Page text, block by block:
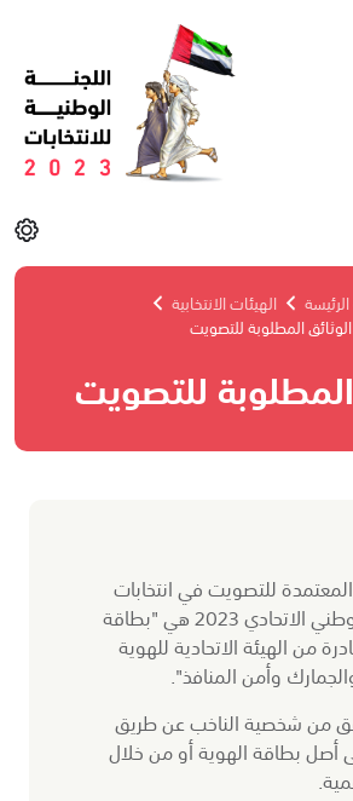
الهيئات الانتخابية
الوثائق المطلوبة للتصويت
للتصويت
للتصويت في انتخابات
المجلس الوطني الاتحادي 2023 هي "بطاقة
من الهيئة الاتحادية للهوية
وأمن المنافذ".
من شخصية الناخب عن طريق
أصل بطاقة الهوية أو من خلال